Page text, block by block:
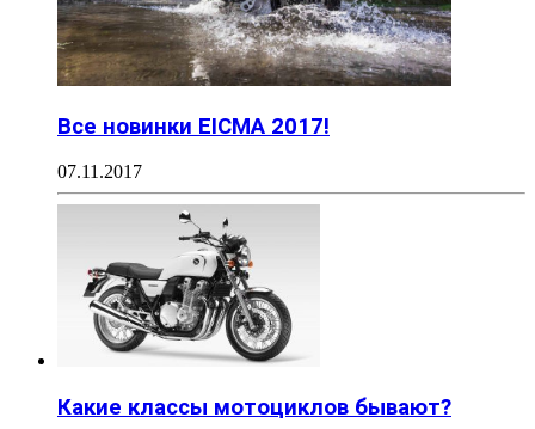
Все новинки EICMA 2017!
07.11.2017
Какие классы мотоциклов бывают?